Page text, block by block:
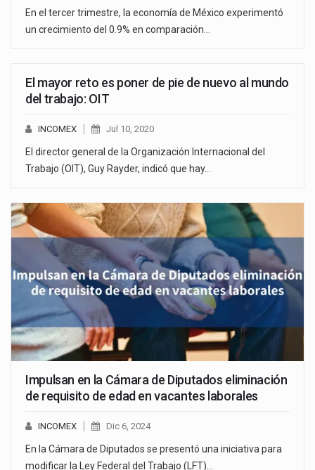
En el tercer trimestre, la economía de México experimentó
un crecimiento del 0.9% en comparación…
El mayor reto es poner de pie de nuevo al mundo
del trabajo: OIT
INCOMEX Jul 10, 2020
El director general de la Organización Internacional del
Trabajo (OIT), Guy Rayder, indicó que hay…
Impulsan en la Cámara de Diputados eliminación
de requisito de edad en vacantes laborales
INCOMEX Dic 6, 2024
En la Cámara de Diputados se presentó una iniciativa para
modificar la Ley Federal del Trabajo (LFT)…